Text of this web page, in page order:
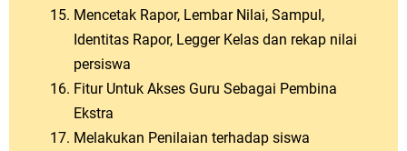
Mencetak Rapor, Lembar Nilai, Sampul,
Identitas Rapor, Legger Kelas dan rekap nilai
persiswa
Fitur Untuk Akses Guru Sebagai Pembina
Ekstra
Melakukan Penilaian terhadap siswa